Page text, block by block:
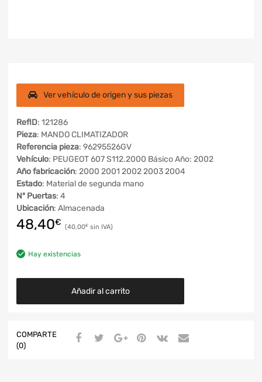
Ver vehículo de origen y sus piezas
RefID: 121286
Pieza: MANDO CLIMATIZADOR
Referencia pieza: 96295526GV
Vehículo: PEUGEOT 607 S112.2000 Básico Año: 2002
Año fabricación: 2000 2001 2002 2003 2004
Estado: Material de segunda mano
Nº Puertas: 4
Ubicación: Almacenada
48,40€ 40,00€
Hay existencias
Añadir al carrito
COMPARTE
(0)